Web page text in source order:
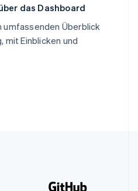
das Dashboard
umfassenden Überblick
mit Einblicken und